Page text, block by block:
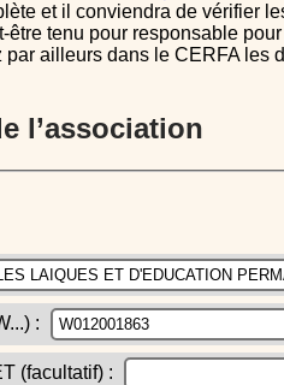
et il conviendra de vérifier
être tenu pour responsable
par ailleurs dans le CERFA
l’association
:
(facultatif) :